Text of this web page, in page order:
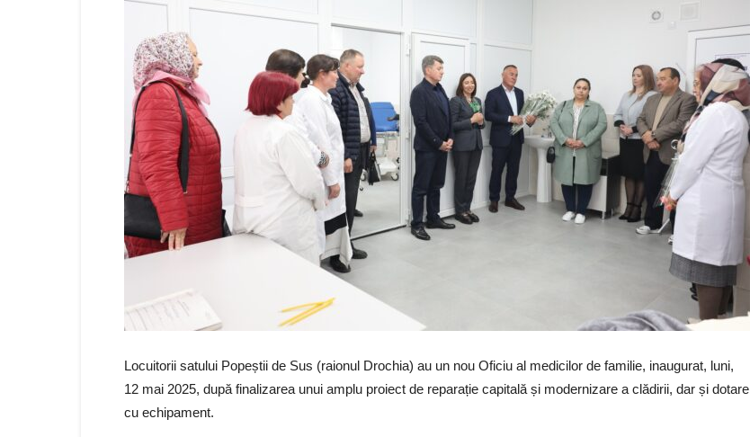
Locuitorii satului Popeștii de Sus (raionul Drochia) au un nou Oficiu al medicilor de familie, inaugurat, luni,
12 mai 2025, după finalizarea unui amplu proiect de reparație capitală și modernizare a clădirii, dar și dotare
cu echipament.